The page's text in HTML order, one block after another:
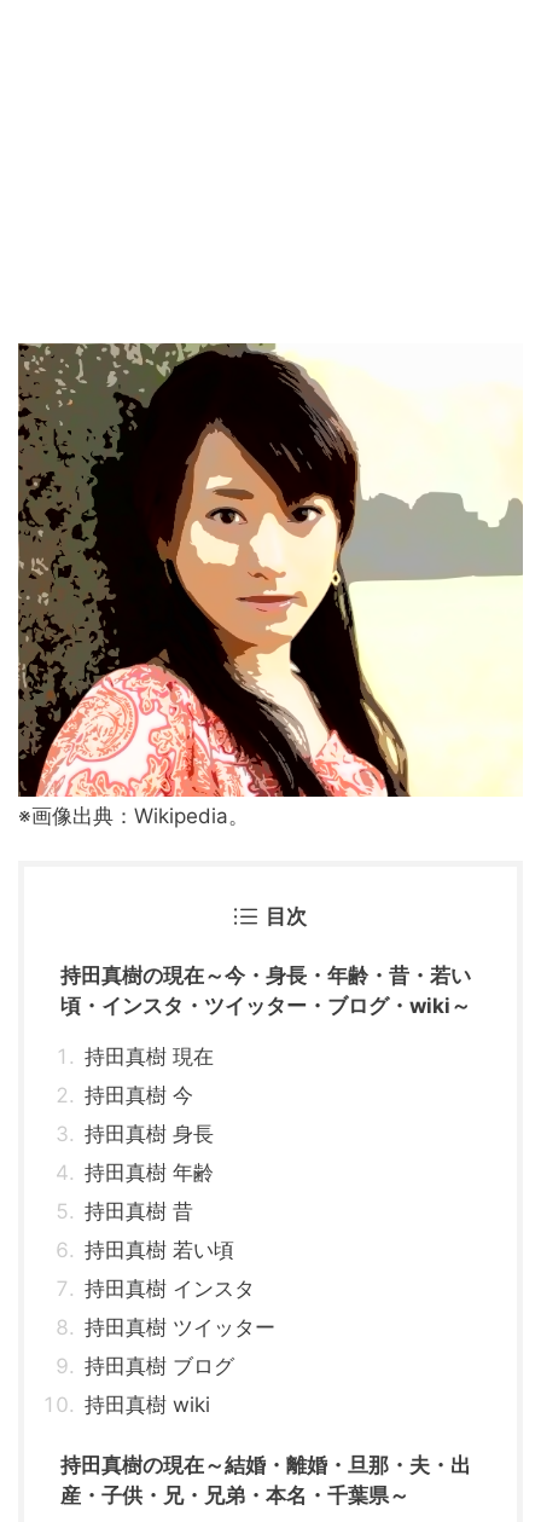
※画像出典：Wikipedia。
目次
持田真樹の現在～今・身長・年齢・昔・若い
頃・インスタ・ツイッター・ブログ・wiki～
持田真樹 現在
持田真樹 今
持田真樹 身長
持田真樹 年齢
持田真樹 昔
持田真樹 若い頃
持田真樹 インスタ
持田真樹 ツイッター
持田真樹 ブログ
持田真樹 wiki
持田真樹の現在～結婚・離婚・旦那・夫・出
産・子供・兄・兄弟・本名・千葉県～